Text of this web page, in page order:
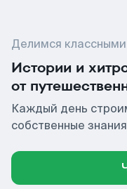
Делимся
Истории и
от
Каждый день
собственные